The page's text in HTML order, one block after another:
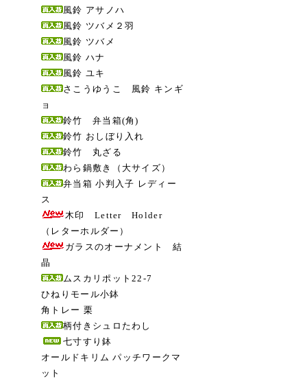
風鈴 アサノハ
風鈴 ツバメ２羽
風鈴 ツバメ
風鈴 ハナ
風鈴 ユキ
さこうゆうこ 風鈴 キンギ
ョ
鈴竹 弁当箱(角)
鈴竹 おしぼり入れ
鈴竹 丸ざる
わら鍋敷き（大サイズ）
弁当箱 小判入子 レディー
ス
木印 Letter Holder
（レターホルダー）
ガラスのオーナメント 結
晶
ムスカリポット22-7
ひねりモール小鉢
角トレー 栗
柄付きシュロたわし
七寸すり鉢
オールドキリム パッチワークマ
ット